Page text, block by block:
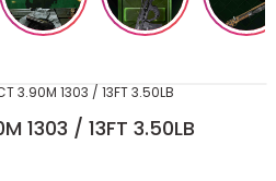
1303 / 13FT 3.50LB